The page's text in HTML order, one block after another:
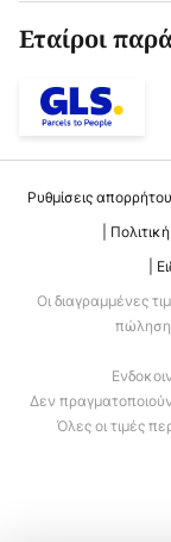
Εταίροι
Ρυθμίσεις απορρήτου
Οι διαγραμμένες
Δεν
Όλες οι τιμές